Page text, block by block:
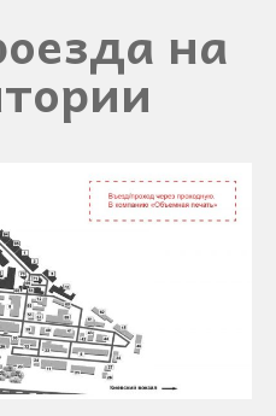
на